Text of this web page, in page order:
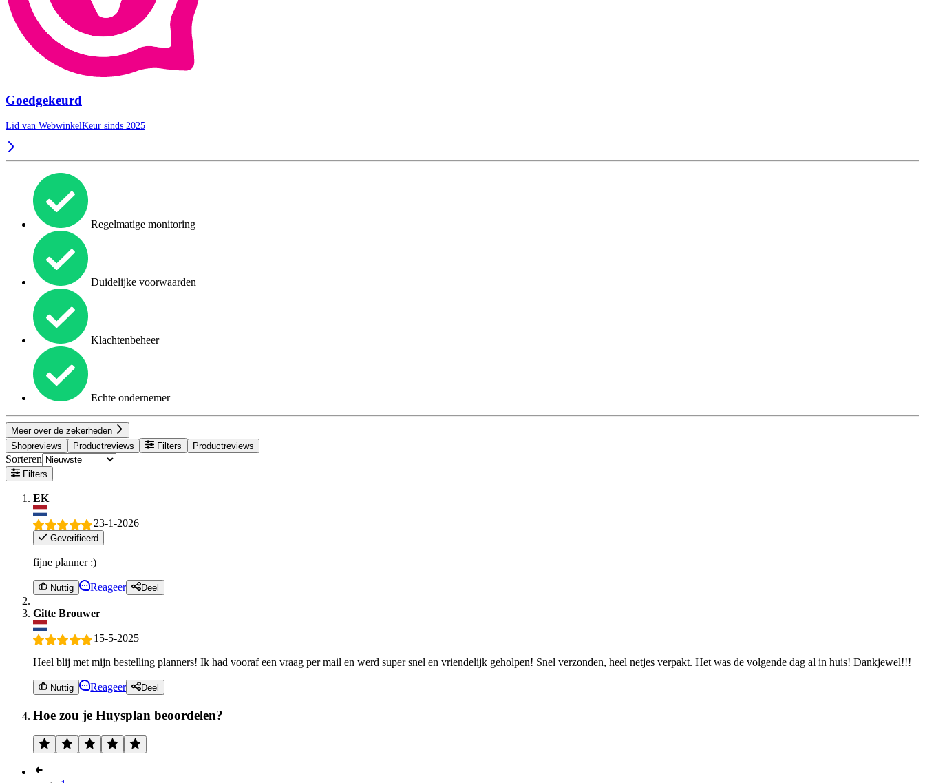
Goedgekeurd
Lid van WebwinkelKeur sinds 2025
Regelmatige monitoring
Duidelijke voorwaarden
Klachtenbeheer
Echte ondernemer
Meer over de zekerheden
Shopreviews
Productreviews Filters Productreviews
Sorteren
Filters
EK
23-1-2026
Geverifieerd
fijne planner :)
Nuttig Reageer Deel
Gitte Brouwer
15-5-2025
Heel blij met mijn bestelling planners! Ik had vooraf een vraag per mail en werd super snel en vriendelijk geholpen! Snel verzonden, heel netjes verpakt. Het was de volgende dag al in huis! Dankjewel!!!
Nuttig Reageer Deel
Hoe zou je Huysplan beoordelen?